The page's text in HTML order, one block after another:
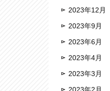
2023年12月
2023年9月
2023年6月
2023年4月
2023年3月